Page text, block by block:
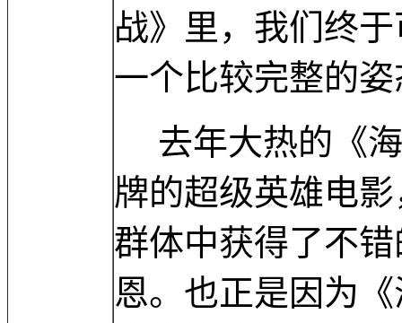
战》里，我们终
一个比较完整的
去年大热的《海
牌的超级英雄电
群体中获得了不
恩。也正是因为